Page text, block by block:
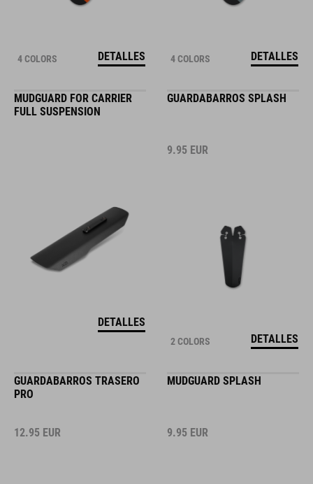
4 COLORS DETALLES 4 COLORS DETALLES
MUDGUARD FOR CARRIER
FULL SUSPENSION
DETALLES
GUARDABARROS SPLASH
9.95 EUR
2 COLORS DETALLES
GUARDABARROS TRASERO
PRO
12.95 EUR
MUDGUARD SPLASH
9.95 EUR